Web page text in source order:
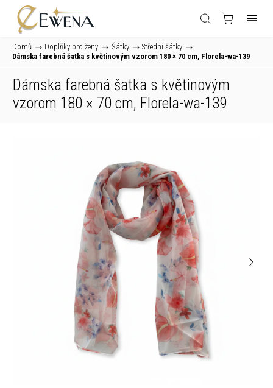
Domů / Doplňky pro ženy / Šátky / Střední šátky /
Dámska farebná šatka s květinovým vzorom 180 × 70 cm, Florela-wa-139
Dámska farebná šatka s květinovým
vzorom 180 × 70 cm, Florela-wa-139